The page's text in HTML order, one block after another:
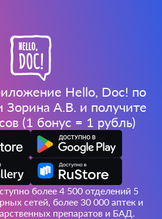
Hello, Doc! по
Зорина А.В. и получите
(1 бонус = 1 рубль)
более 4 500 отделений 5
сетей, более 30 000 аптек и
препаратов и БАД.